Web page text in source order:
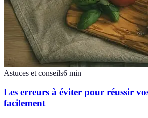
Astuces et conseils6 min
Les erreurs à éviter pour réussir
facilement